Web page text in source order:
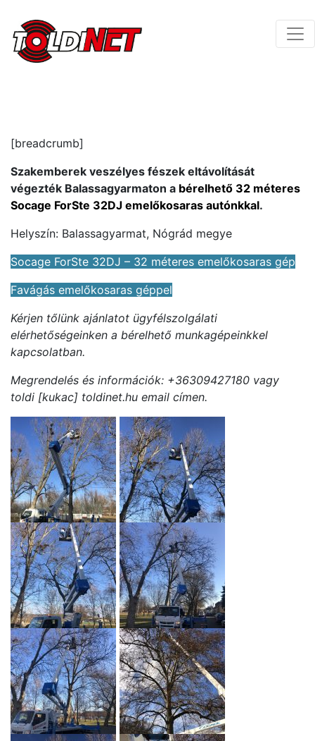
[breadcrumb]
Szakemberek veszélyes fészek eltávolítását
végezték Balassagyarmaton a bérelhető 32 méteres
Socage ForSte 32DJ emelőkosaras autónkkal.
Helyszín: Balassagyarmat, Nógrád megye
Socage ForSte 32DJ – 32 méteres emelőkosaras gép
Favágás emelőkosaras géppel
Kérjen tőlünk ajánlatot ügyfélszolgálati
elérhetőségeinken a bérelhető munkagépeinkkel
kapcsolatban.
Megrendelés és információk: +36309427180 vagy
toldi [kukac] toldinet.hu email címen.